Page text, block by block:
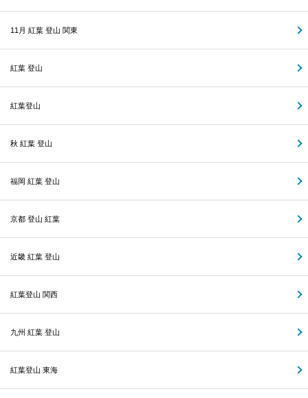
11月 紅葉 登山 関東
紅葉 登山
紅葉登山
秋 紅葉 登山
福岡 紅葉 登山
京都 登山 紅葉
近畿 紅葉 登山
紅葉登山 関西
九州 紅葉 登山
紅葉登山 東海